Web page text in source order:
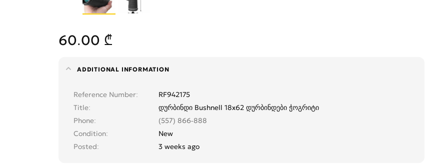
60.00 ₾
ADDITIONAL INFORMATION
Reference Number
RF942175
Title
დურბინდი Bushnell 18x62 დურბინდები ჭოგრიტი
Phone
(557) 866-888
Condition
New
Posted
3 weeks ago